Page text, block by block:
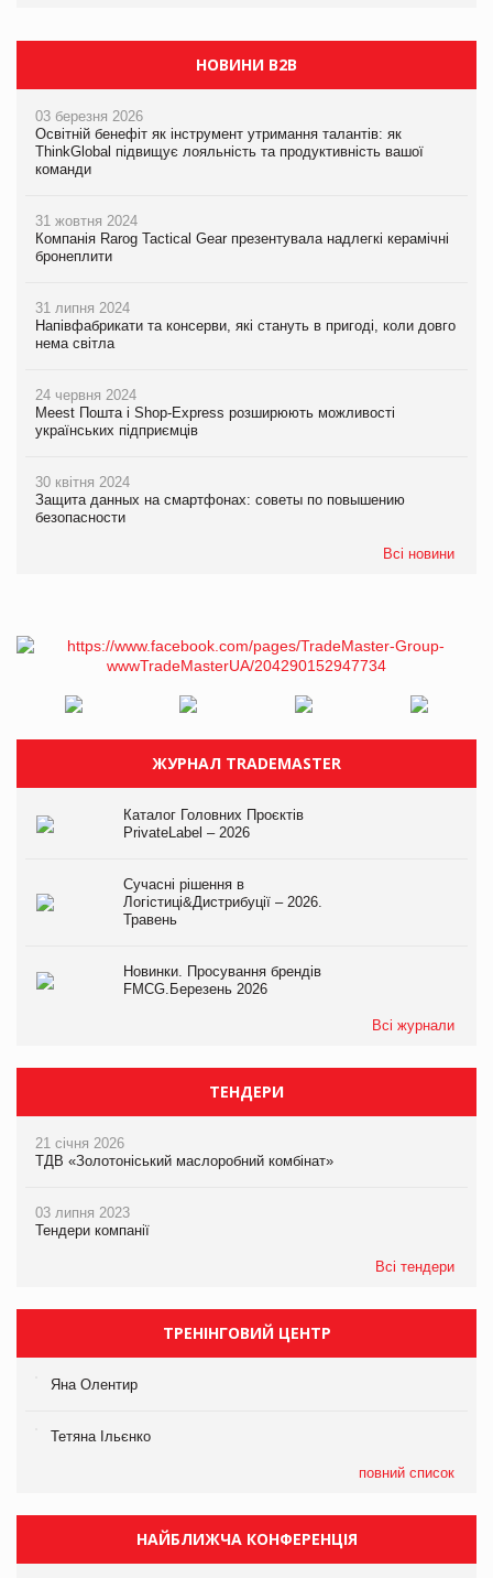
НОВИНИ B2B
03 березня 2026
Освітній бенефіт як інструмент утримання талантів: як
ThinkGlobal підвищує лояльність та продуктивність вашої
команди
31 жовтня 2024
Компанія Rarog Tactical Gear презентувала надлегкі керамічні
бронеплити
31 липня 2024
Напівфабрикати та консерви, які стануть в пригоді, коли довго
нема світла
24 червня 2024
Meest Пошта і Shop-Express розширюють можливості
українських підприємців
30 квітня 2024
Защита данных на смартфонах: советы по повышению
безопасности
Всі новини
ЖУРНАЛ TRADEMASTER
Каталог Головних Проєктів
PrivateLabel – 2026
Сучасні рішення в
Логістиці&Дистрибуції – 2026.
Травень
Новинки. Просування брендів
FMCG.Березень 2026
Всі журнали
ТЕНДЕРИ
21 січня 2026
ТДВ «Золотоніський маслоробний комбінат»
03 липня 2023
Тендери компанії
Всі тендери
ТРЕНІНГОВИЙ ЦЕНТР
Яна Олентир
Тетяна Ільєнко
повний список
НАЙБЛИЖЧА КОНФЕРЕНЦІЯ